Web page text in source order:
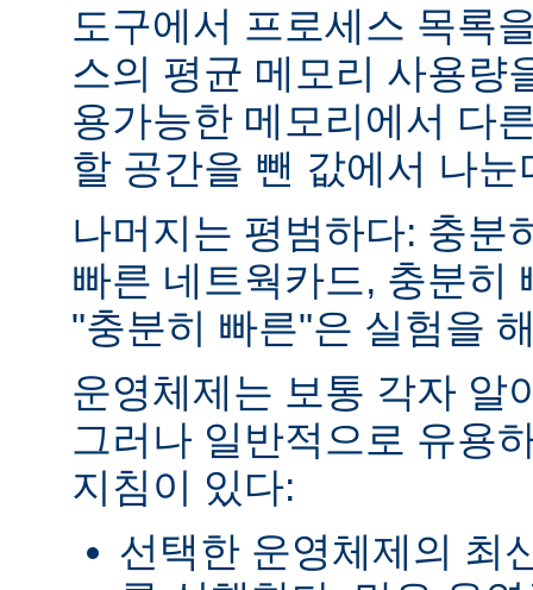
도구에서 프로세스 목록
스의 평균 메모리 사용량
용가능한 메모리에서 다
할 공간을 뺀 값에서 나눈
나머지는 평범하다: 충분
빠른 네트웍카드, 충분히
"충분히 빠른"은 실험을
운영체제는 보통 각자 알
그러나 일반적으로 유용
지침이 있다:
선택한 운영체제의 최